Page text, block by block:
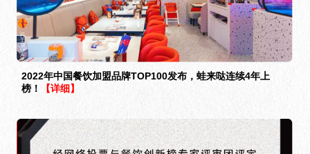
2022年中国餐饮加盟品牌TOP100发布，蛙来哒连续4年上
榜！
【详细】